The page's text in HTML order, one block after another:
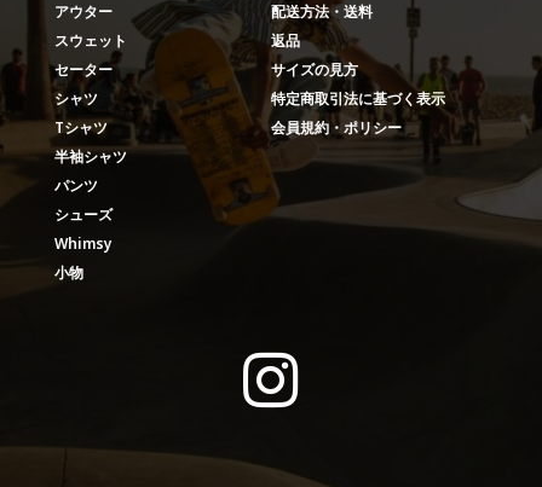
アウター
スウェット
セーター
シャツ
Tシャツ
半袖シャツ
パンツ
シューズ
Whimsy
小物
配送方法・送料
返品
サイズの見方
特定商取引法に基づく表示
会員規約・ポリシー
